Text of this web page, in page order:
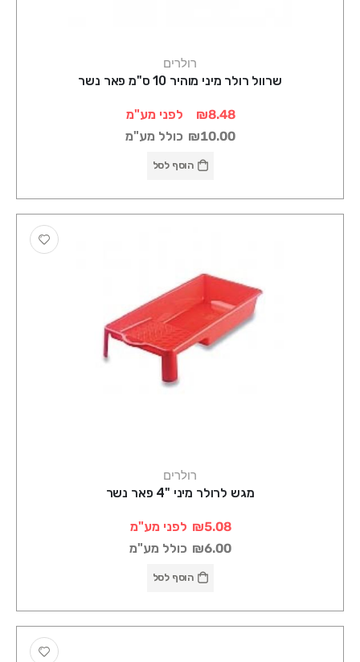
רולרים
שרוול רולר מיני מוהיר 10 ס"מ פאר נשר
₪8.48
לפני מע"מ
₪10.00 כולל מע"מ
הוסף לסל
רולרים
מגש לרולר מיני "4 פאר נשר
₪5.08 לפני מע"מ
₪6.00 כולל מע"מ
הוסף לסל